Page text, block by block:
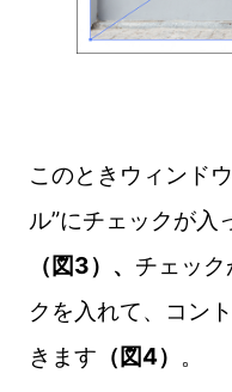
このときウィンド
ル”にチェックが入
（図3）、 チェッ
クを入れて、コン
きます （図4） 。